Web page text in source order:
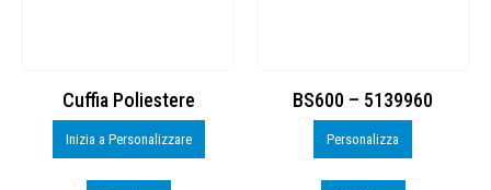
Cuffia Poliestere
Inizia a Personalizzare
BS600 – 5139960
Personalizza